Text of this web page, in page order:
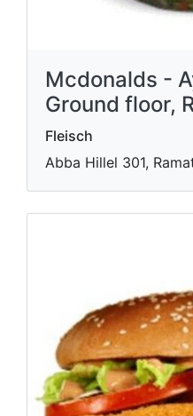
Mcdonalds -
Ground floor,
Fleisch
Abba Hillel 301,